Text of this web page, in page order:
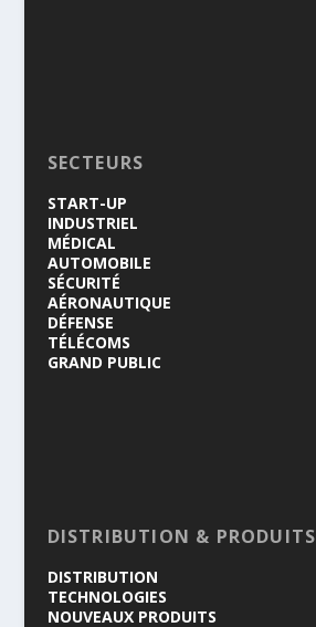
SECTEURS
START-UP
INDUSTRIEL
MÉDICAL
AUTOMOBILE
SÉCURITÉ
AÉRONAUTIQUE
DÉFENSE
TÉLÉCOMS
GRAND PUBLIC
DISTRIBUTION & PRODUITS
DISTRIBUTION
TECHNOLOGIES
NOUVEAUX PRODUITS